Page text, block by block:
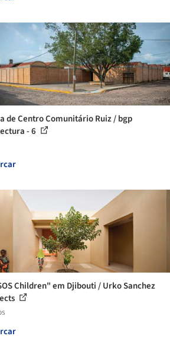
de Centro Comunitário Ruiz / bgp
- 6
Children" em Djibouti / Urko Sanchez